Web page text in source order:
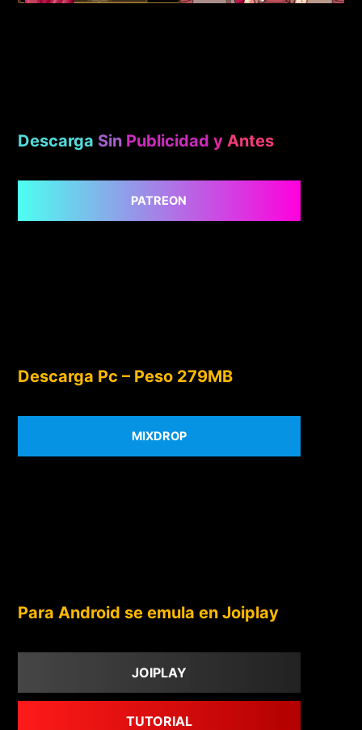
Descarga Sin Publicidad y Antes
PATREON
Descarga Pc – Peso 279MB
MIXDROP
Para Android se emula en Joiplay
JOIPLAY
TUTORIAL